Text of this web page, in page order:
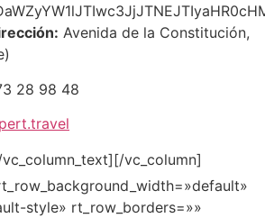
Avenida de la Constitución,
28 98 48
vc_column]
style» rt_row_borders=»»